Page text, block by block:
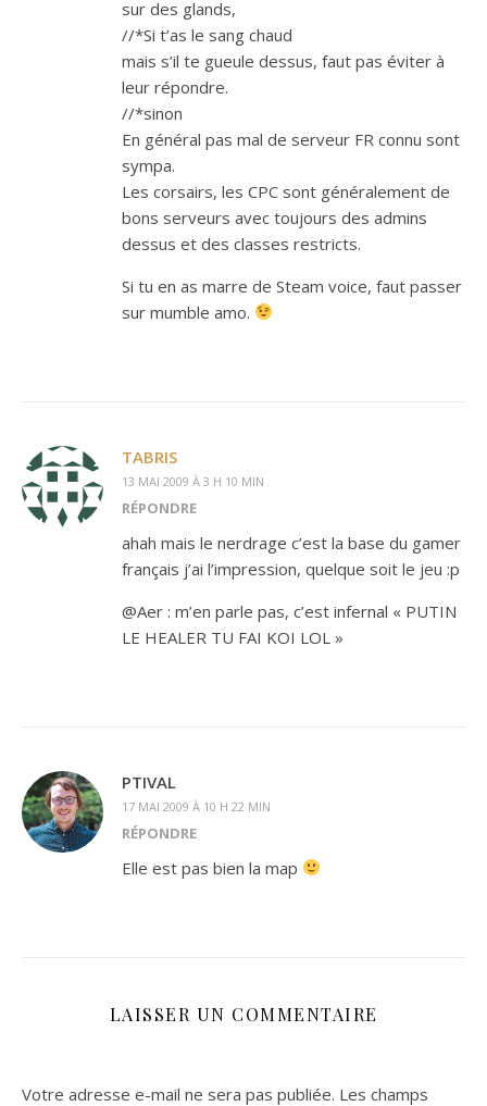
sur des glands,
//*Si t’as le sang chaud
mais s’il te gueule dessus, faut pas éviter à
leur répondre.
//*sinon
En général pas mal de serveur FR connu sont
sympa.
Les corsairs, les CPC sont généralement de
bons serveurs avec toujours des admins
dessus et des classes restricts.
Si tu en as marre de Steam voice, faut passer
sur mumble amo.
TABRIS
13 MAI 2009 À 3 H 10 MIN
RÉPONDRE
ahah mais le nerdrage c’est la base du gamer
français j’ai l’impression, quelque soit le jeu :p
@Aer : m’en parle pas, c’est infernal « PUTIN
LE HEALER TU FAI KOI LOL »
PTIVAL
17 MAI 2009 À 10 H 22 MIN
RÉPONDRE
Elle est pas bien la map
LAISSER UN COMMENTAIRE
Votre adresse e-mail ne sera pas publiée. Les champs